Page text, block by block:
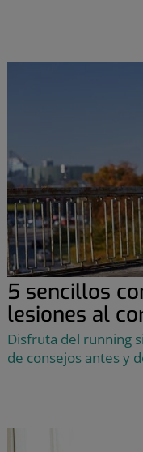
5 sencillos
lesiones al
Disfruta del running
de consejos antes y